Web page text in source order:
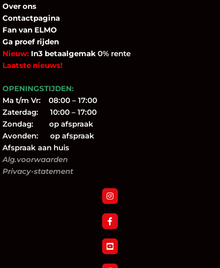
Over ons
Contactpagina
Fan van ELMO
Ga proef rijden
Nieuw: In3 betaalgemak 0% rente
Laatste nieuws!
OPENINGSTIJDEN:
Ma t/m Vr: 08:00 – 17:00
Zaterdag: 10:00 – 17:00
Zondag: op afspraak
Avonden: op afspraak
Afspraak aan huis
Alg.voorwaarden
Privacy-statement